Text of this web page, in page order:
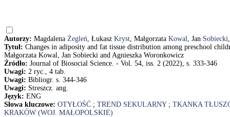
Autorzy: Magdalena Żegleń, Łukasz Kryst, Małgorzata Kowal, Jan Sobiecki
Tytuł: Changes in adiposity and fat tissue distribution among preschool
Małgorzata Kowal, Jan Sobiecki and Agnieszka Woronkowicz
Źródło: Journal of Biosocial Science. - Vol. 54, iss. 2 (2022), s. 333-346
Uwagi: 2 ryc., 4 tab.
Uwagi: Bibliogr. s. 344-346
Uwagi: Streszcz. ang.
Język: ENG
Słowa kluczowe: OTYŁOŚĆ ; TREND SEKULARNY; TKANKA
KRAKÓW (WOJ. MAŁOPOLSKIE)